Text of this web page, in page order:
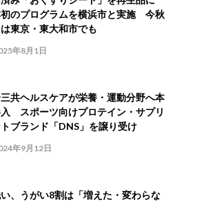
初のプログラムを横浜市と実施 今秋
東京・東大和市でも
年8月1日
共ヘルスケアが栄養・運動分野へ本
スポーツ向けプロテイン・サプリ
トブランド「DNS」を譲り受け
年9月12日
、うがい8割は「増えた・変わらな